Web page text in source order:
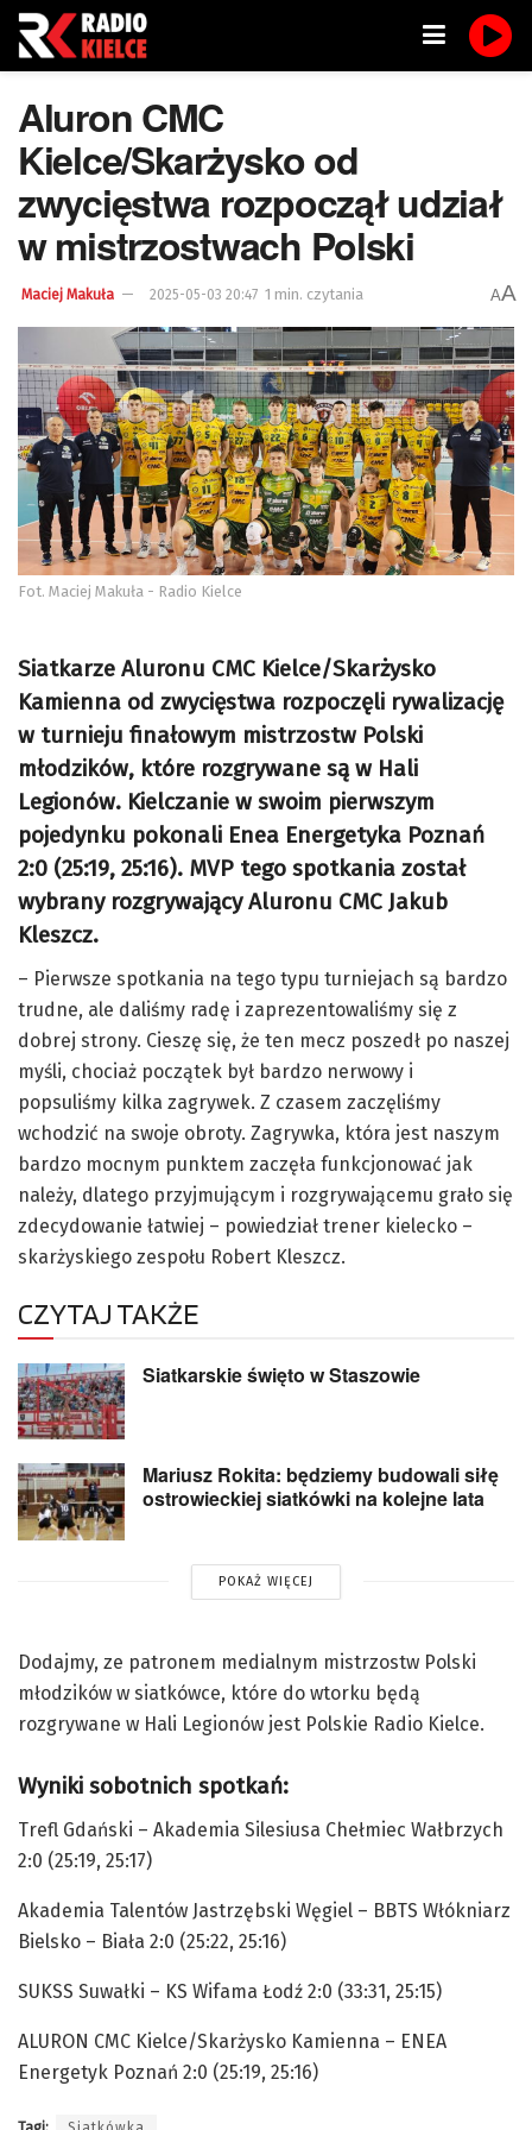
Aluron CMC
Kielce/Skarżysko od
zwycięstwa rozpoczął udział
w mistrzostwach Polski
Maciej Makuła 2025-05-03 20:47 1 min. czytania AA
Fot. Maciej Makuła - Radio Kielce
Siatkarze Aluronu CMC Kielce/Skarżysko
Kamienna od zwycięstwa rozpoczęli rywalizację
w turnieju finałowym mistrzostw Polski
młodzików, które rozgrywane są w Hali
Legionów. Kielczanie w swoim pierwszym
pojedynku pokonali Enea Energetyka Poznań
2:0 (25:19, 25:16). MVP tego spotkania został
wybrany rozgrywający Aluronu CMC Jakub
Kleszcz.
– Pierwsze spotkania na tego typu turniejach są bardzo
trudne, ale daliśmy radę i zaprezentowaliśmy się z
dobrej strony. Cieszę się, że ten mecz poszedł po naszej
myśli, chociaż początek był bardzo nerwowy i
popsuliśmy kilka zagrywek. Z czasem zaczęliśmy
wchodzić na swoje obroty. Zagrywka, która jest naszym
bardzo mocnym punktem zaczęła funkcjonować jak
należy, dlatego przyjmującym i rozgrywającemu grało się
zdecydowanie łatwiej – powiedział trener kielecko –
skarżyskiego zespołu Robert Kleszcz.
CZYTAJ TAKŻE
Siatkarskie święto w Staszowie
Mariusz Rokita: będziemy budowali siłę
ostrowieckiej siatkówki na kolejne lata
POKAŻ WIĘCEJ
Dodajmy, ze patronem medialnym mistrzostw Polski
młodzików w siatkówce, które do wtorku będą
rozgrywane w Hali Legionów jest Polskie Radio Kielce.
Wyniki sobotnich spotkań:
Trefl Gdański – Akademia Silesiusa Chełmiec Wałbrzych
2:0 (25:19, 25:17)
Akademia Talentów Jastrzębski Węgiel – BBTS Włókniarz
Bielsko – Biała 2:0 (25:22, 25:16)
SUKSS Suwałki – KS Wifama Łodź 2:0 (33:31, 25:15)
ALURON CMC Kielce/Skarżysko Kamienna – ENEA
Energetyk Poznań 2:0 (25:19, 25:16)